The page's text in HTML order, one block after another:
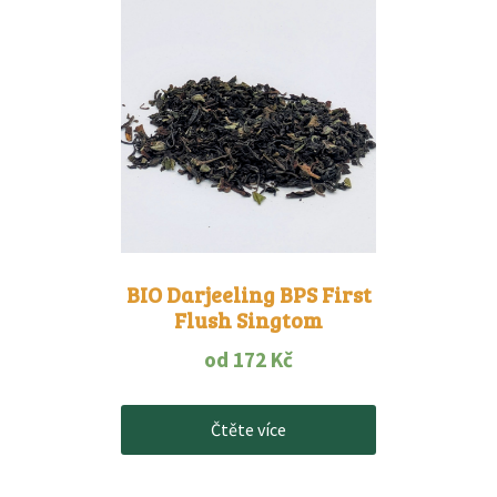
BIO Darjeeling BPS First
Flush Singtom
od 172 Kč
Čtěte více